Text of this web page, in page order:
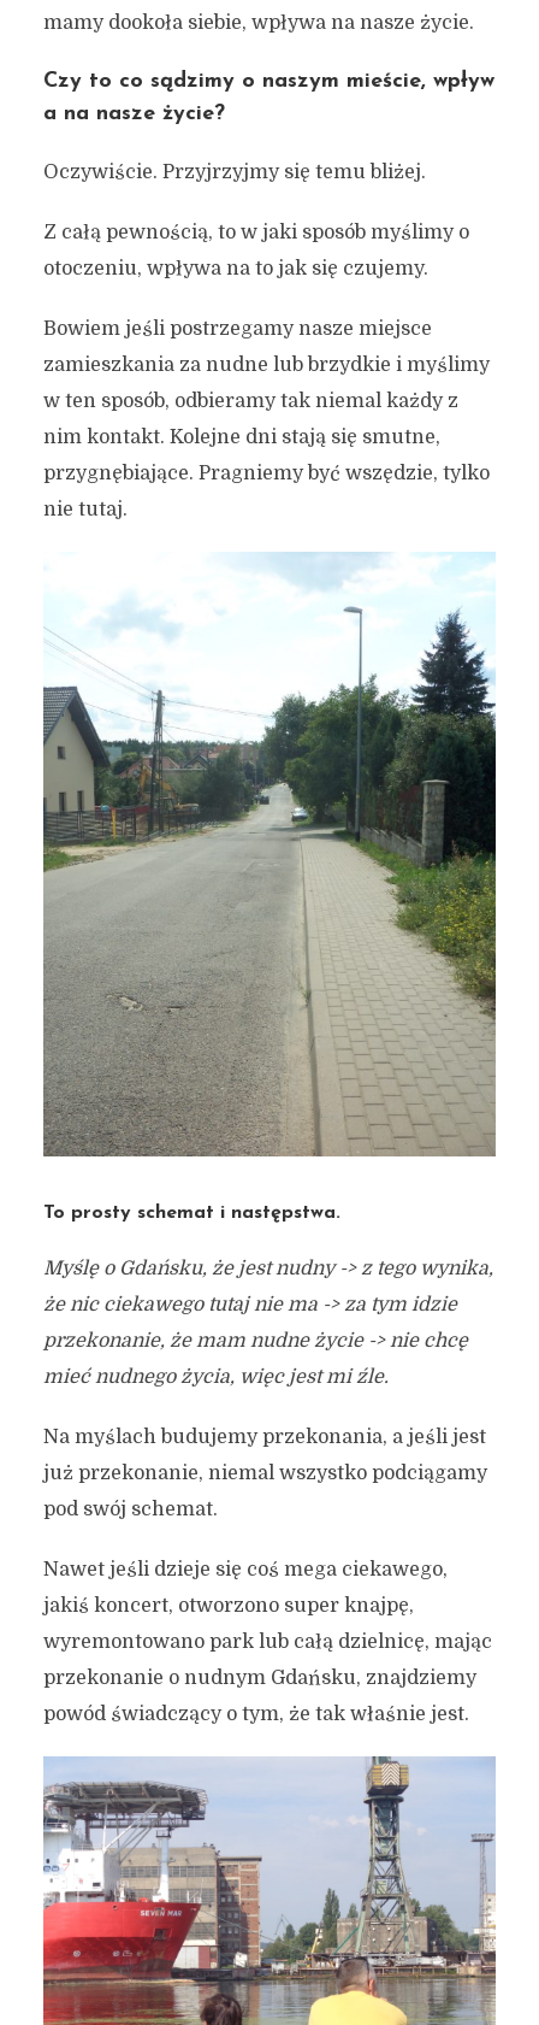
mamy dookoła siebie, wpływa na nasze życie.
Czy to co sądzimy o naszym mieście, wpływ
a na nasze życie?
Oczywiście. Przyjrzyjmy się temu bliżej.
Z całą pewnością, to w jaki sposób myślimy o
otoczeniu, wpływa na to jak się czujemy.
Bowiem jeśli postrzegamy nasze miejsce
zamieszkania za nudne lub brzydkie i myślimy
w ten sposób, odbieramy tak niemal każdy z
nim kontakt. Kolejne dni stają się smutne,
przygnębiające. Pragniemy być wszędzie, tylko
nie tutaj.
To prosty schemat i następstwa.
Myślę o Gdańsku, że jest nudny -> z tego wynika,
że nic ciekawego tutaj nie ma -> za tym idzie
przekonanie, że mam nudne życie -> nie chcę
mieć nudnego życia, więc jest mi źle.
Na myślach budujemy przekonania, a jeśli jest
już przekonanie, niemal wszystko podciągamy
pod swój schemat.
Nawet jeśli dzieje się coś mega ciekawego,
jakiś koncert, otworzono super knajpę,
wyremontowano park lub całą dzielnicę, mając
przekonanie o nudnym Gdańsku, znajdziemy
powód świadczący o tym, że tak właśnie jest.